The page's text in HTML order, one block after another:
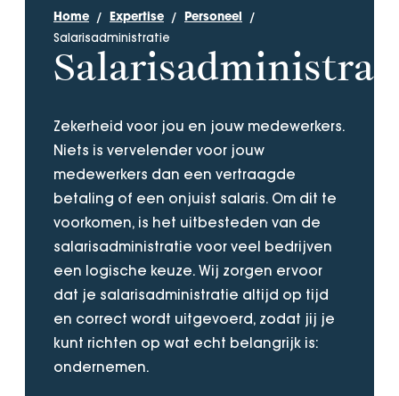
Home Expertise Personeel
Salarisadministratie
Zekerheid voor jou en jouw medewerkers.
Niets is vervelender voor jouw
medewerkers dan een vertraagde
betaling of een onjuist salaris. Om dit te
voorkomen, is het uitbesteden van de
salarisadministratie voor veel bedrijven
een logische keuze. Wij zorgen ervoor
dat je salarisadministratie altijd op tijd
en correct wordt uitgevoerd, zodat jij je
kunt richten op wat echt belangrijk is:
ondernemen.